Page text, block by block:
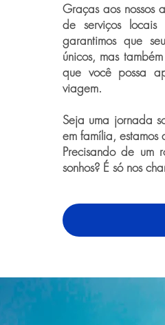
Graças aos nossos
de serviços locais
garantimos que
únicos, mas
que você possa
viagem.
Seja uma jornada
em família,
Precisando de um
sonhos? É só nos